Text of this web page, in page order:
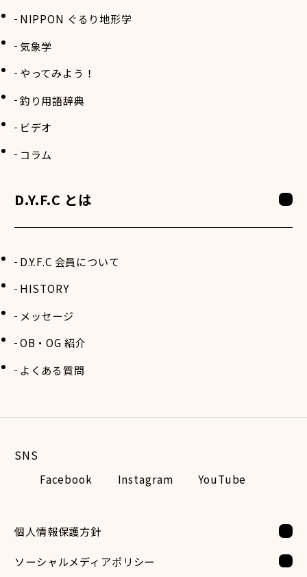
NIPPON ぐるり地形学
気象学
やってみよう！
釣り用語辞典
ビデオ
コラム
D.Y.F.C とは
D.Y.F.C 会員について
HISTORY
メッセージ
OB・OG 紹介
よくある質問
Facebook Instagram YouTube
個人情報保護方針
ソーシャルメディアポリシー